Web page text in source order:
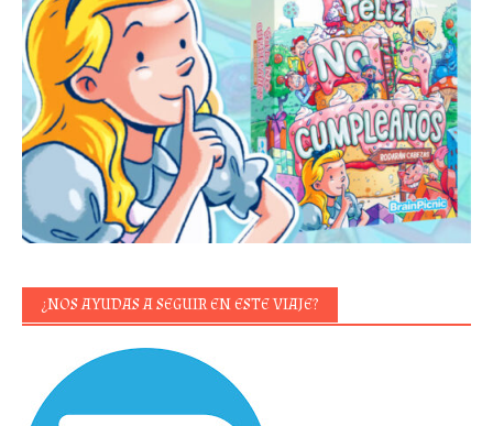
¿NOS AYUDAS A SEGUIR EN ESTE VIAJE?